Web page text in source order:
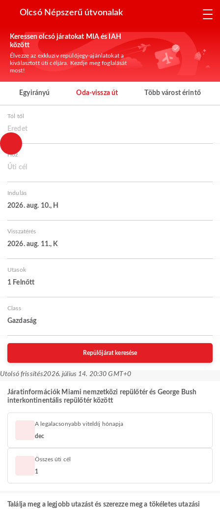
Olcsó Népszerű útvonalak
Keressen olcsó járatokat MIA és IAH
között
Élvezze az exkluzív repülőjegy-ajánlatokat a
kiválasztott úti céljára. Kezdje meg foglalását
most!
Egyirányú Oda-vissza út Több várost érintő
Tól től
Eredet
Hoz
Úti cél
Indulás
2026. aug. 10., H
Visszatérés
2026. aug. 11., K
Utasok
1 Felnőtt
Class
Gazdaság
Repülőjárat keresése
Utolsó frissítés2026. július 14. 20:30 GMT+0
Járatinformációk Miami nemzetközi repülőtér és George Bush
interkontinentális repülőtér között
A legalacsonyabb viteldíj hónapja
dec
Összes úti cél
1
Találja meg a legjobb utazást és szerezze meg a tökéletes utazási